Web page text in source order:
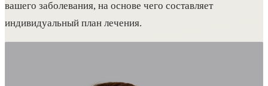
вашего заболевания, на основе чего составляет
индивидуальный план лечения.